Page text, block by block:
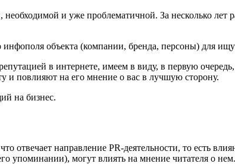
и уже проблематичной. За несколько лет
инфополя объекта (компании, бренда, персоны) для
в интернете, имеем в виду, в первую
и повлияют на его мнение о вас в лучшую сторону.
на бизнес.
отвечает направление PR-деятельности, то есть
могут влиять на мнение читателя о